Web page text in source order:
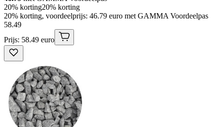
20% korting20% korting
20% korting, voordeelprijs: 46.79 euro met GAMMA Voordeelpas
58.49
Prijs: 58.49 euro